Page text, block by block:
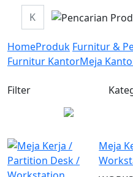
HomeProduk Furnitur &
Furnitur KantorMeja
Filter
Meja